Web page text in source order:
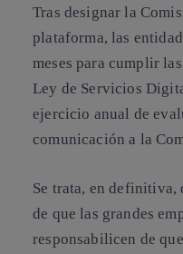
Tras designar la
plataforma, las
meses para cumplir
Ley de Servicios
ejercicio anual de
comunicación a la
Se trata, en definitiva,
de que las grandes
responsabilicen de